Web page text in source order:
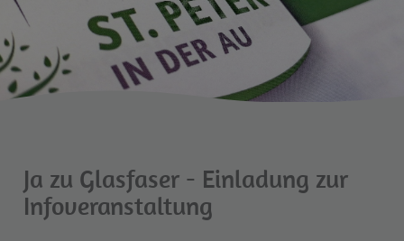
Ja zu Glasfaser - Einladung zur
Infoveranstaltung